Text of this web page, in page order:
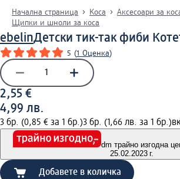
Начална страница Коса
Аксесоари за
Щипки и шноли за коса
ebelinДетски тик-так фиби
5 (1 Оценка)
2,55 €
4,99 лв.
3 бр. (0,85 € за 1 бр.)3 бр. (1,66 лв. за 1 бр.)
dm трайно изгодна
25.02.2023 г.
Добавете в количка